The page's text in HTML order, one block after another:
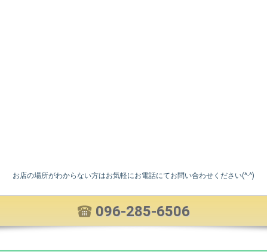
お店の場所がわからない方はお気軽にお電話にてお問い合わせください(^-^)
096-285-6506